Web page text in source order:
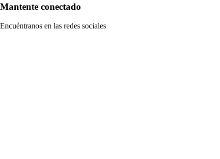
Mantente conectado
Encuéntranos en las redes sociales